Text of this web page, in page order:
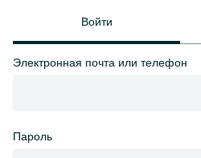
Войти
Электронная почта или телефон
Пароль